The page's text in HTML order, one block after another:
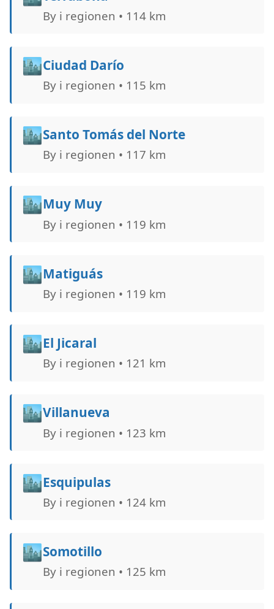
By i regionen • 114 km
🏙️Ciudad Darío
By i regionen • 115 km
🏙️Santo Tomás del Norte
By i regionen • 117 km
🏙️Muy Muy
By i regionen • 119 km
🏙️Matiguás
By i regionen • 119 km
🏙️El Jicaral
By i regionen • 121 km
🏙️Villanueva
By i regionen • 123 km
🏙️Esquipulas
By i regionen • 124 km
🏙️Somotillo
By i regionen • 125 km